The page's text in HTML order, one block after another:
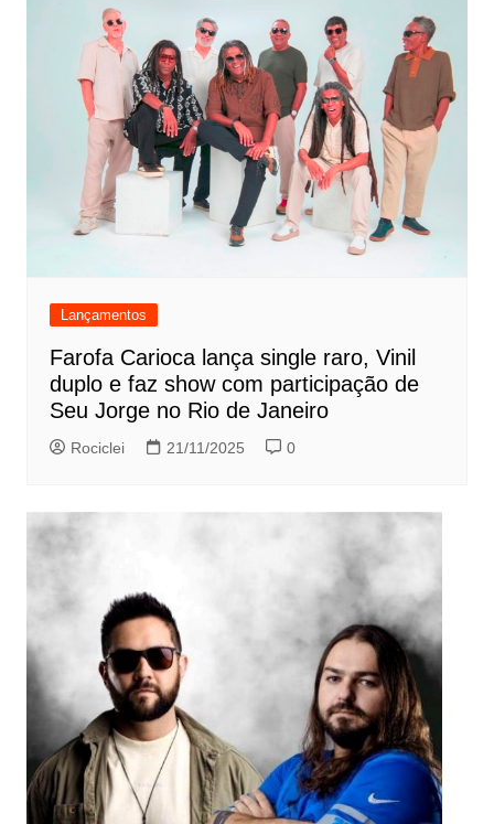
Lançamentos
Farofa Carioca lança single raro, Vinil
duplo e faz show com participação de
Seu Jorge no Rio de Janeiro
Rociclei 21/11/2025 0